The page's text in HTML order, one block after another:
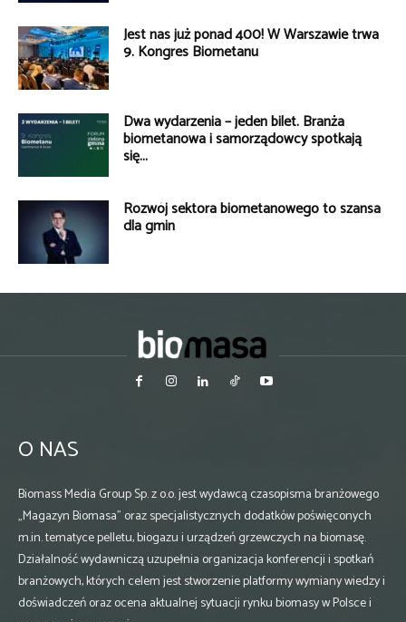
Jest nas już ponad 400! W Warszawie trwa
9. Kongres Biometanu
Dwa wydarzenia – jeden bilet. Branża
biometanowa i samorządowcy spotkają
się...
Rozwój sektora biometanowego to szansa
dla gmin
O NAS
Biomass Media Group Sp. z o.o. jest wydawcą czasopisma branżowego
„Magazyn Biomasa” oraz specjalistycznych dodatków poświęconych
m.in. tematyce pelletu, biogazu i urządzeń grzewczych na biomasę.
Działalność wydawniczą uzupełnia organizacja konferencji i spotkań
branżowych, których celem jest stworzenie platformy wymiany wiedzy i
doświadczeń oraz ocena aktualnej sytuacji rynku biomasy w Polsce i